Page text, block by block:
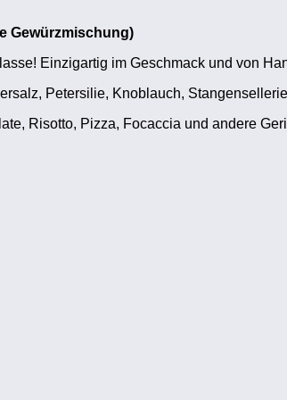
Gewürzmischung)
Einzigartig im Geschmack und von
Petersilie, Knoblauch,
Risotto, Pizza, Focaccia und andere